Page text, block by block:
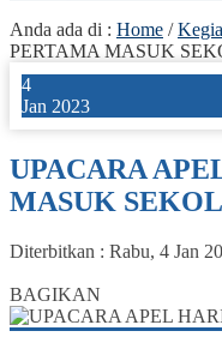
Anda ada di : Home /
PERTAMA MASUK
4
Jan 2023
UPACARA
MASUK
Diterbitkan : Rabu, 4 Jan
BAGIKAN